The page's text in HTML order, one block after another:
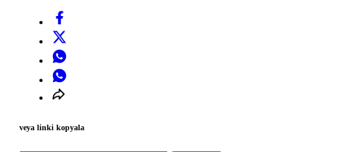
veya linki kopyala